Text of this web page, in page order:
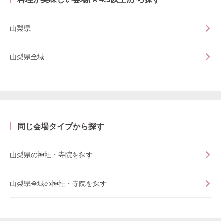
山梨県
山梨県全域
同じ会場タイプから探す
山梨県の神社・寺院を探す
山梨県全域の神社・寺院を探す